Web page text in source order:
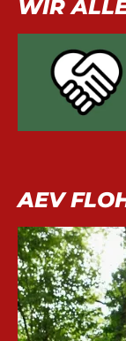
WIR
AEV